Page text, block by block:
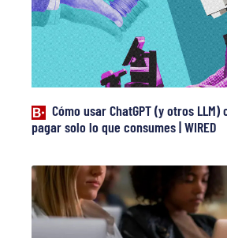
Cómo usar ChatGPT (y otros LLM)
pagar solo lo que consumes | WIRED